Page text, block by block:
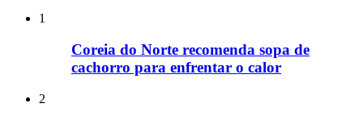
1
Coreia do Norte recomenda sopa de
cachorro para enfrentar o calor
2